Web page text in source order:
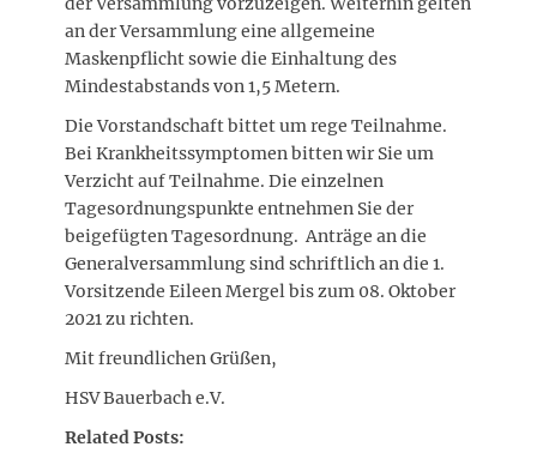
an der Versammlung eine allgemeine
Maskenpflicht sowie die Einhaltung des
Mindestabstands von 1,5 Metern.
Die Vorstandschaft bittet um rege Teilnahme.
Bei Krankheitssymptomen bitten wir Sie um
Verzicht auf Teilnahme. Die einzelnen
Tagesordnungspunkte entnehmen Sie der
beigefügten Tagesordnung. Anträge an die
Generalversammlung sind schriftlich an die 1.
Vorsitzende Eileen Mergel bis zum 08. Oktober
2021 zu richten.
Mit freundlichen Grüßen,
HSV Bauerbach e.V.
Related Posts: